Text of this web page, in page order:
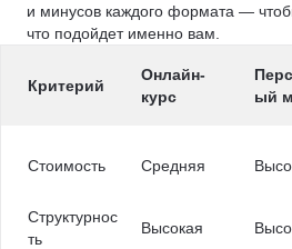
и минусов каждого формата —
что подойдет именно вам.
Критерий
Онлайн-
курс
ый
Стоимость Средняя
Структурнос
ть
Высокая